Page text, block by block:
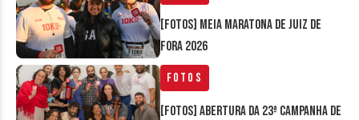
[FOTOS] Meia Maratona de Juiz de
Fora 2026
Fotos
[FOTOS] Abertura da 23ª Campanha de